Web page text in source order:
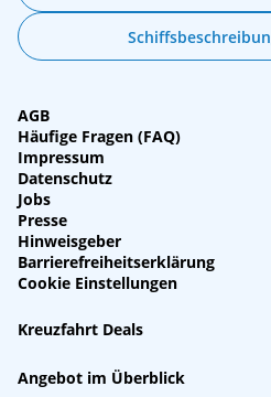
AGB
Häufige Fragen (FAQ)
Impressum
Datenschutz
Jobs
Presse
Hinweisgeber
Barrierefreiheitserklärung
Cookie Einstellungen
Kreuzfahrt Deals
Single-Kreuzfahrten
Kreuzfahrt mit Kindern
Angebot im Überblick